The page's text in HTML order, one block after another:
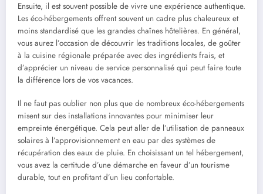
Ensuite, il est souvent possible de vivre une expérience authentique.
Les éco-hébergements offrent souvent un cadre plus chaleureux et
moins standardisé que les grandes chaînes hôtelières. En général,
vous aurez l’occasion de découvrir les traditions locales, de goûter
à la cuisine régionale préparée avec des ingrédients frais, et
d’apprécier un niveau de service personnalisé qui peut faire toute
la différence lors de vos vacances.
Il ne faut pas oublier non plus que de nombreux éco-hébergements
misent sur des installations innovantes pour minimiser leur
empreinte énergétique. Cela peut aller de l’utilisation de panneaux
solaires à l’approvisionnement en eau par des systèmes de
récupération des eaux de pluie. En choisissant un tel hébergement,
vous avez la certitude d’une démarche en faveur d’un tourisme
durable, tout en profitant d’un lieu confortable.